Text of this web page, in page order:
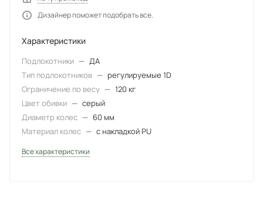
Дизайнер поможет подобрать все.
Характеристики
Подлокотники — ДА
Тип подлокотников — регулируемые 1D
Ограничение по весу — 120 кг
Цвет обивки — серый
Диаметр колес — 60 мм
Материал колес — с накладкой PU
Все характеристики